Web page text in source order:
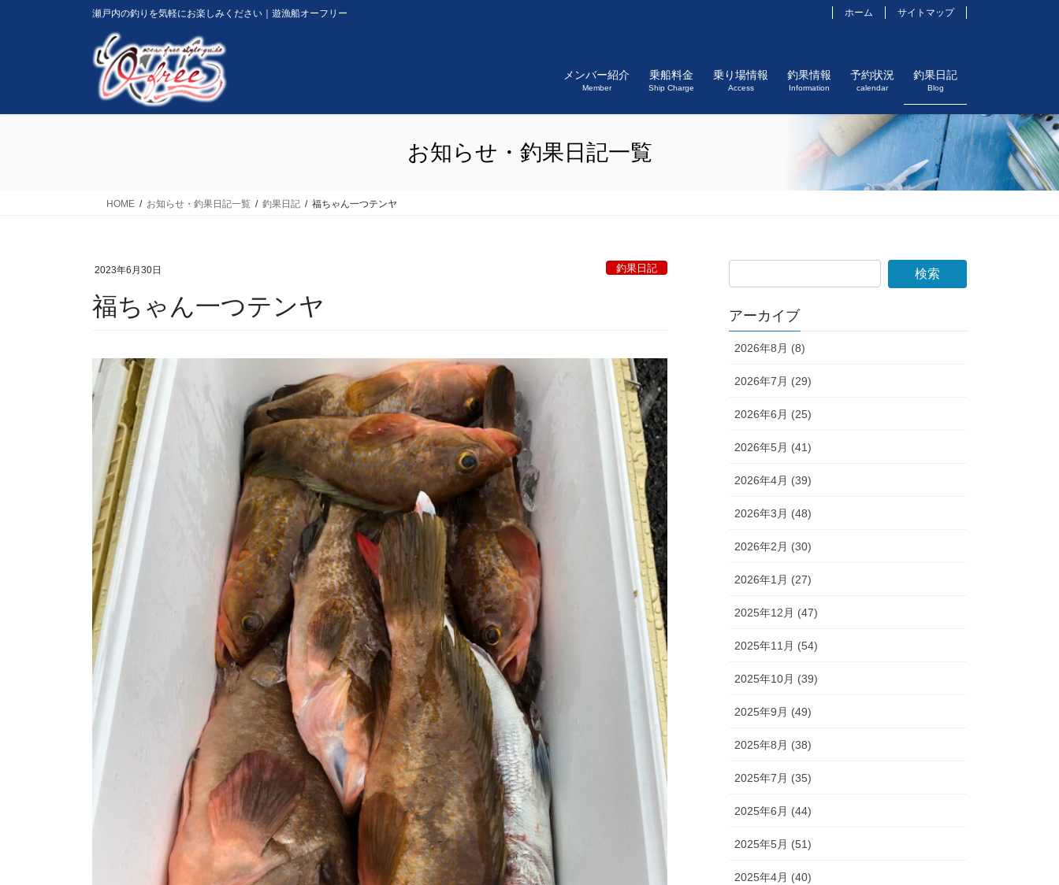
瀬戸内の釣りを気軽にお楽しみください｜遊漁船オーフリー ホーム サイトマップ
メンバー紹介
Member
乗船料金
Ship Charge
乗り場情報
Access
釣果情報
Information
予約状況
calendar
釣果日記
Blog
お知らせ・釣果日記一覧
HOME お知らせ・釣果日記一覧 釣果日記 福ちゃん一つテンヤ
2023年6月30日 釣果日記
福ちゃん一つテンヤ アーカイブ
2026年8月 (8)
2026年7月 (29)
2026年6月 (25)
2026年5月 (41)
2026年4月 (39)
2026年3月 (48)
2026年2月 (30)
2026年1月 (27)
2025年12月 (47)
2025年11月 (54)
2025年10月 (39)
2025年9月 (49)
2025年8月 (38)
2025年7月 (35)
2025年6月 (44)
2025年5月 (51)
2025年4月 (40)